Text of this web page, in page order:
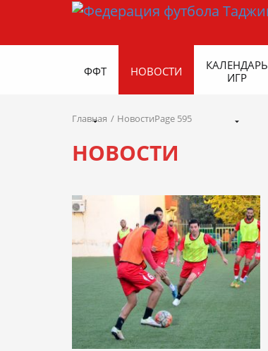
ФФТ НОВОСТИ
КАЛЕНДАРЬ
ИГР
Главная НовостиPage 595
НОВОСТИ